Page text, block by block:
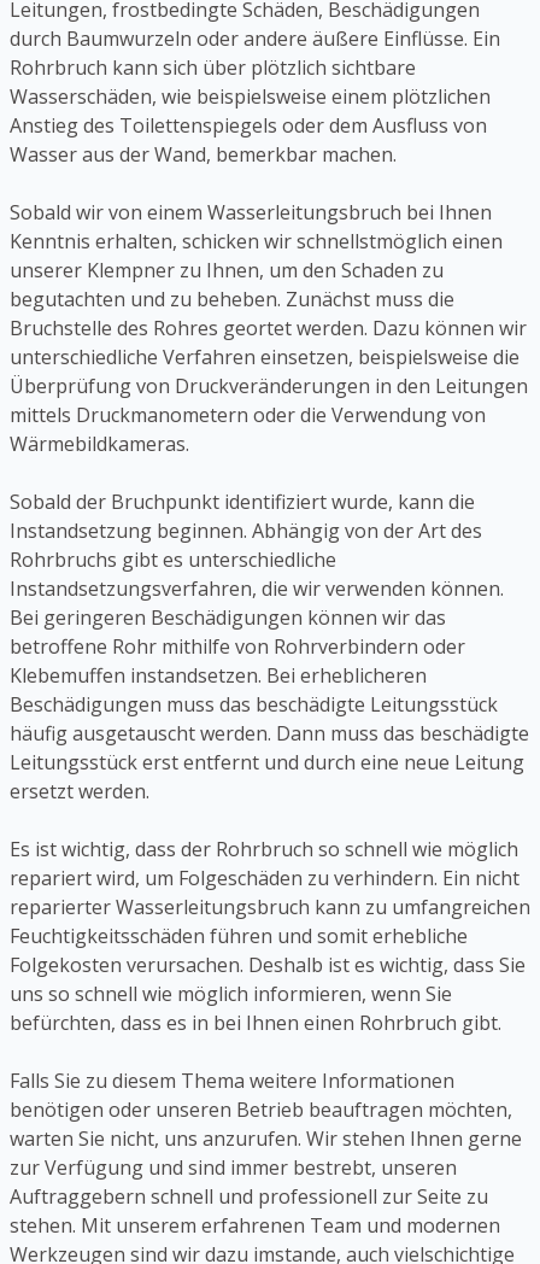
Leitungen, frostbedingte Schäden, Beschädigungen
durch Baumwurzeln oder andere äußere Einflüsse. Ein
Rohrbruch kann sich über plötzlich sichtbare
Wasserschäden, wie beispielsweise einem plötzlichen
Anstieg des Toilettenspiegels oder dem Ausfluss von
Wasser aus der Wand, bemerkbar machen.
Sobald wir von einem Wasserleitungsbruch bei Ihnen
Kenntnis erhalten, schicken wir schnellstmöglich einen
unserer Klempner zu Ihnen, um den Schaden zu
begutachten und zu beheben. Zunächst muss die
Bruchstelle des Rohres geortet werden. Dazu können wir
unterschiedliche Verfahren einsetzen, beispielsweise die
Überprüfung von Druckveränderungen in den Leitungen
mittels Druckmanometern oder die Verwendung von
Wärmebildkameras.
Sobald der Bruchpunkt identifiziert wurde, kann die
Instandsetzung beginnen. Abhängig von der Art des
Rohrbruchs gibt es unterschiedliche
Instandsetzungsverfahren, die wir verwenden können.
Bei geringeren Beschädigungen können wir das
betroffene Rohr mithilfe von Rohrverbindern oder
Klebemuffen instandsetzen. Bei erheblicheren
Beschädigungen muss das beschädigte Leitungsstück
häufig ausgetauscht werden. Dann muss das beschädigte
Leitungsstück erst entfernt und durch eine neue Leitung
ersetzt werden.
Es ist wichtig, dass der Rohrbruch so schnell wie möglich
repariert wird, um Folgeschäden zu verhindern. Ein nicht
reparierter Wasserleitungsbruch kann zu umfangreichen
Feuchtigkeitsschäden führen und somit erhebliche
Folgekosten verursachen. Deshalb ist es wichtig, dass Sie
uns so schnell wie möglich informieren, wenn Sie
befürchten, dass es in bei Ihnen einen Rohrbruch gibt.
Falls Sie zu diesem Thema weitere Informationen
benötigen oder unseren Betrieb beauftragen möchten,
warten Sie nicht, uns anzurufen. Wir stehen Ihnen gerne
zur Verfügung und sind immer bestrebt, unseren
Auftraggebern schnell und professionell zur Seite zu
stehen. Mit unserem erfahrenen Team und modernen
Werkzeugen sind wir dazu imstande, auch vielschichtige